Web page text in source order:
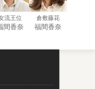
流王位
間香奈
倉敷藤花
福間香奈